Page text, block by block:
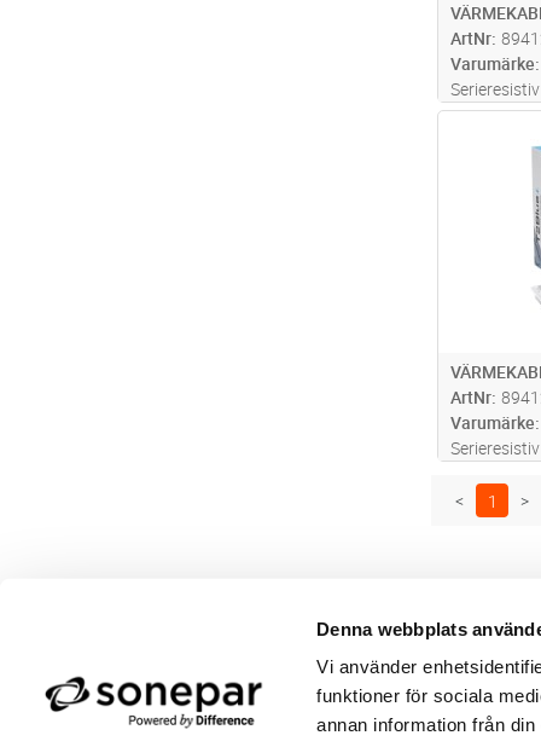
Denna webbplats
Vi använder
funktioner för sociala
annan information från
ArtNr
Varumärke
Diameter:
(2,5 m).
och har
ArtNr
Varumärke
(2,5 m).
och har
< 1 >
Felanmälan
Returer
Beställa PDF fakturor